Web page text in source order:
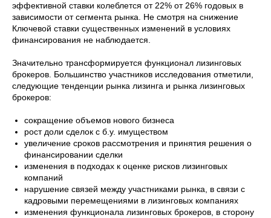
эффективной ставки колеблется от 22% от 26% годовых в
зависимости от сегмента рынка. Не смотря на снижение
Ключевой ставки существенных изменений в условиях
финансирования не наблюдается.
Значительно трансформируется функционал лизинговых
брокеров. Большинство участников исследования отметили,
следующие тенденции рынка лизинга и рынка лизинговых
брокеров:
сокращение объемов нового бизнеса
рост доли сделок с б.у. имуществом
увеличение сроков рассмотрения и принятия решения о
финансировании сделки
изменения в подходах к оценке рисков лизинговых
компаний
нарушение связей между участниками рынка, в связи с
кадровыми перемещениями в лизинговых компаниях
изменения функционала лизинговых брокеров, в сторону